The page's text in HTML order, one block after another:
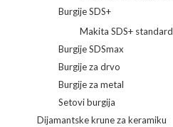
Burgije SDS+
Makita SDS+ standard
Burgije SDSmax
Burgije za drvo
Burgije za metal
Setovi burgija
Dijamantske krune za keramiku